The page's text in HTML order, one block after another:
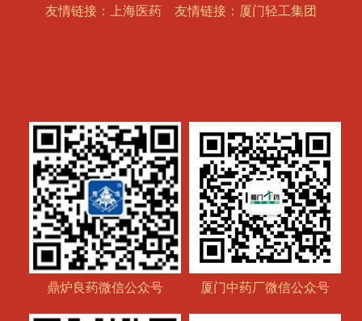
友情链接：上海医药
友情链接：厦门轻工集团
鼎炉良药微信公众号 厦门中药厂微信公众号